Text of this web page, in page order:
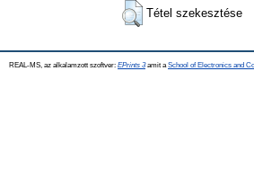
Tétel szekesztése
REAL-MS, az alkalamzott szoftver: EPrints 3amit a School of Electronics and